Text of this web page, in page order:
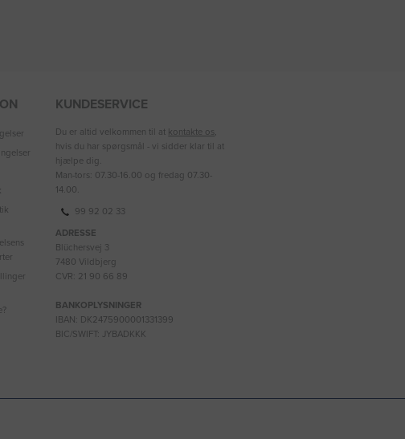
KUNDESERVICE
Du er altid velkommen til at kontakte os,
hvis du har spørgsmål - vi sidder klar til at
hjælpe dig.
Man-tors: 07.30-16.00 og fredag 07.30-
14.00.
99 92 02 33
ADRESSE
Blüchersvej 3
7480 Vildbjerg
CVR: 21 90 66 89
BANKOPLYSNINGER
IBAN: DK2475900001331399
BIC/SWIFT: JYBADKKK